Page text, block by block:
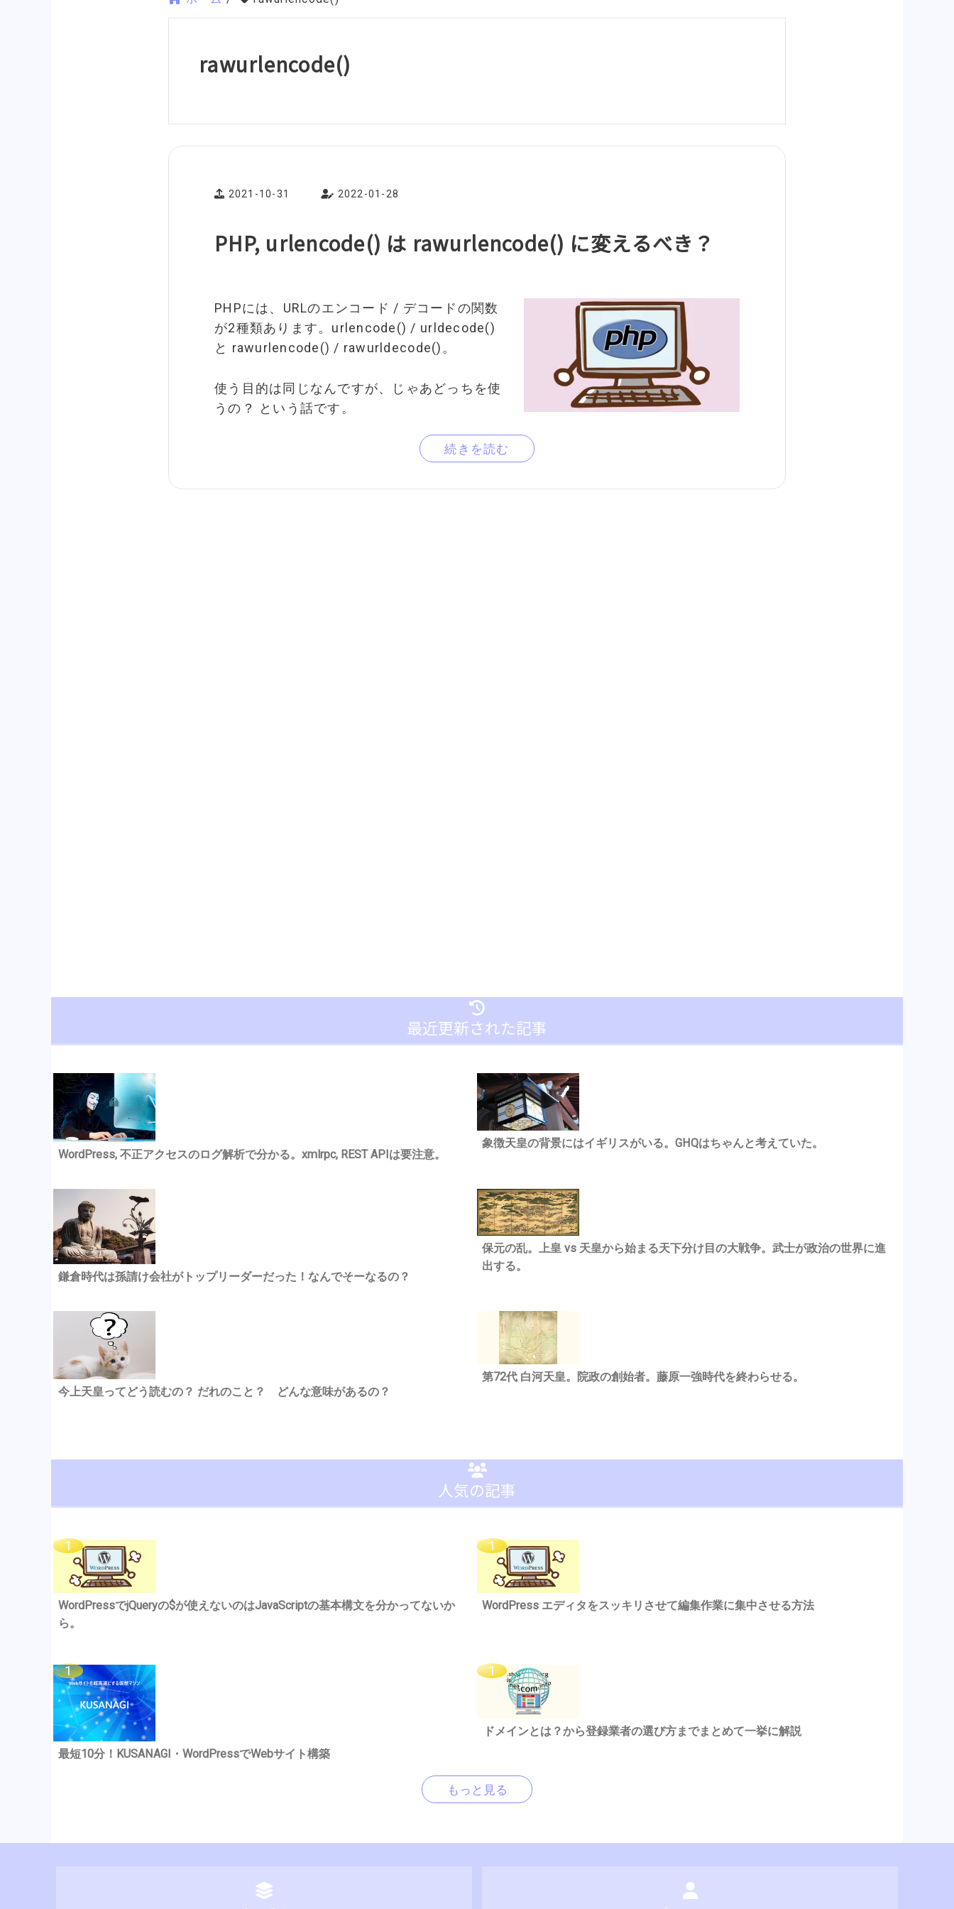
rawurlencode()
2021-10-31 2022-01-28
PHP, urlencode() は rawurlencode() に変えるべき？
PHPには、URLのエンコード / デコードの関数
が2種類あります。urlencode() / urldecode()
と rawurlencode() / rawurldecode()。
使う目的は同じなんですが、じゃあどっちを使
うの？ という話です。
続きを読む
最近更新された記事
WordPress, 不正アクセスのログ解析で分かる。xmlrpc, REST APIは要注意。
象徴天皇の背景にはイギリスがいる。GHQはちゃんと考えていた。
鎌倉時代は孫請け会社がトップリーダーだった！なんでそーなるの？
保元の乱。上皇 vs 天皇から始まる天下分け目の大戦争。武士が政治の世界に進
出する。
今上天皇ってどう読むの？ だれのこと？ どんな意味があるの？
第72代 白河天皇。院政の創始者。藤原一強時代を終わらせる。
人気の記事
WordPressでjQueryの$が使えないのはJavaScriptの基本構文を分かってないか
ら。
WordPress エディタをスッキリさせて編集作業に集中させる方法
最短10分！KUSANAGI・WordPressでWebサイト構築
ドメインとは？から登録業者の選び方までまとめて一挙に解説
もっと見る